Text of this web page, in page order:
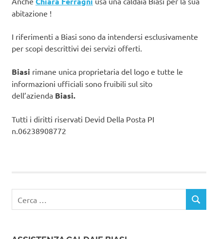
abitazione !
I riferimenti a Biasi sono da intendersi esclusivamente
per scopi descrittivi dei servizi offerti.
Biasi rimane unica proprietaria del logo e tutte le
informazioni ufficiali sono fruibili sul sito
dell’azienda Biasi.
Tutti i diritti riservati Devid Della Posta PI
n.06238908772
per:
CERCA